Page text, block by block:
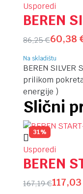
Usporedi
BEREN
86,25€60,38
Na skladištu
BEREN
prilikom
energije )
Slični
31%
Usporedi
BEREN
167,19€117,03